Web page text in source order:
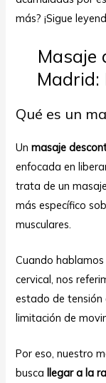
más? ¡Sigue
Masaje
Madrid:
Qué es un
Unmasaje
enfocada en
trata de un
más específico
musculares.
Cuando
cervical, nos
estado de tensión
limitación de
Por eso, nuestro
busca llegar a la